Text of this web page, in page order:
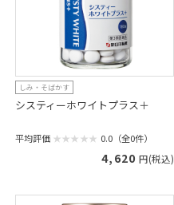
しみ・そばかす
システィーホワイトプラス＋
平均評価 0.0（全0件）
4,620 円(税込)